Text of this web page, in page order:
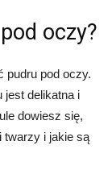
oczy?
pudru pod oczy.
jest delikatna i
dowiesz się,
twarzy i jakie są